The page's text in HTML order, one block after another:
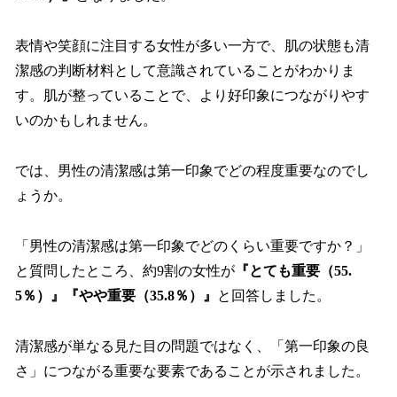
表情や笑顔に注目する女性が多い一方で、肌の状態も清
潔感の判断材料として意識されていることがわかりま
す。肌が整っていることで、より好印象につながりやす
いのかもしれません。
では、男性の清潔感は第一印象でどの程度重要なのでし
ょうか。
「男性の清潔感は第一印象でどのくらい重要ですか？」
と質問したところ、約9割の女性が 『とても重要（55.
5％）』『やや重要（35.8％）』
と回答しました。
清潔感が単なる見た目の問題ではなく、「第一印象の良
さ」につながる重要な要素であることが示されました。